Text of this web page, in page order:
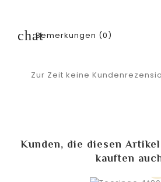
Bemerkungen (0)
Zur Zeit keine
Kunden, die diesen
kauften